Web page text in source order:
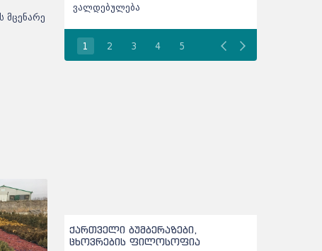
მცენარე
1 2 3 4 5
ვალდებულება
ქართველი ბუმბერაზები,
ცხოვრების ფილოსოფია